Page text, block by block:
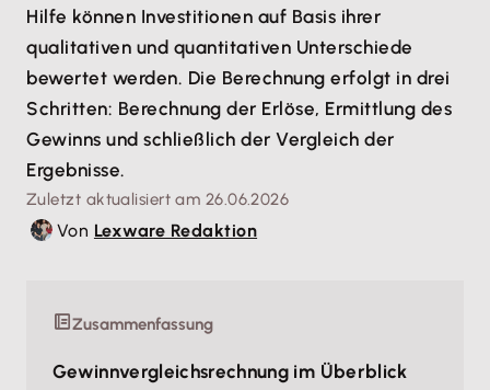
Hilfe können Investitionen auf Basis ihrer
qualitativen und quantitativen Unterschiede
bewertet werden. Die Berechnung erfolgt in drei
Schritten: Berechnung der Erlöse, Ermittlung des
Gewinns und schließlich der Vergleich der
Ergebnisse.
Zuletzt aktualisiert am 26.06.2026
Von Lexware Redaktion
Zusammenfassung
Gewinnvergleichsrechnung im Überblick